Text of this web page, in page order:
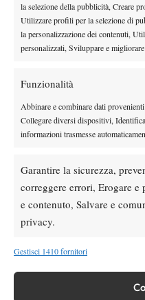
la selezione della pubblicità, Creare
Utilizzare profili per la selezione di
la personalizzazione dei contenuti,
personalizzati, Sviluppare e
Funzionalità
Abbinare e combinare dati
Collegare diversi dispositivi,
informazioni trasmesse
Garantire la sicurezza,
correggere errori, Erogare e
e contenuto, Salvare e
privacy.
Gestisci 1410 fornitori
torneo
avvicinarmi
News
News
tennis”